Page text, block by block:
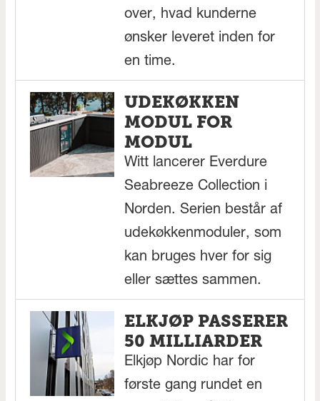
over, hvad kunderne
ønsker leveret inden for
en time.
UDEKØKKEN
MODUL FOR
MODUL
Witt lancerer Everdure
Seabreeze Collection i
Norden. Serien består af
udekøkkenmoduler, som
kan bruges hver for sig
eller sættes sammen.
ELKJØP PASSERER
50 MILLIARDER
Elkjøp Nordic har for
første gang rundet en